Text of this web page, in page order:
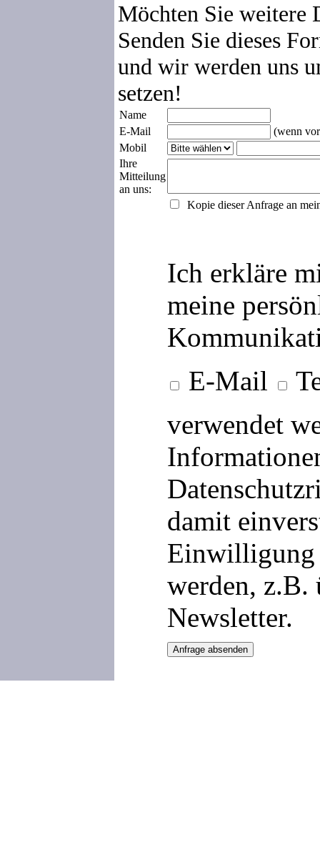
Möchten Sie weitere
Senden Sie dieses
und wir werden uns
setzen!
Name
E-Mail
(wenn
Mobil
Ihre
Mitteilung
an uns:
Kopie dieser Anfrage an
Ich erkläre
meine
E-Mail
verwendet
damit
Einwilligung
werden,
Newsletter.